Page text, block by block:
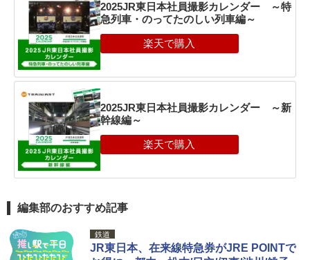
2025JR東日本社員撮影カレンダー ～特
急列車・のってたのしい列車編～
2025JR東日本社員撮影カレンダー ～新
幹線編～
編集部のおすすめ記事
鉄道
JR東日本、在来線特急券がJRE POINTで